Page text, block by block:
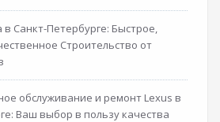
Санкт-Петербурге: Быстрое,
Строительство от
обслуживание и ремонт Lexus в
Ваш выбор в пользу качества